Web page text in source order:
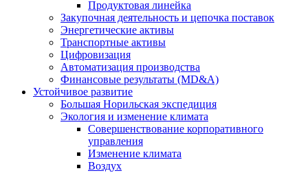
Продуктовая линейка
Закупочная деятельность и цепочка поставок
Энергетические активы
Транспортные активы
Цифровизация
Автоматизация производства
Финансовые результаты (MD&A)
Устойчивое развитие
Большая Норильская экспедиция
Экология и изменение климата
Совершенствование корпоративного
управления
Изменение климата
Воздух